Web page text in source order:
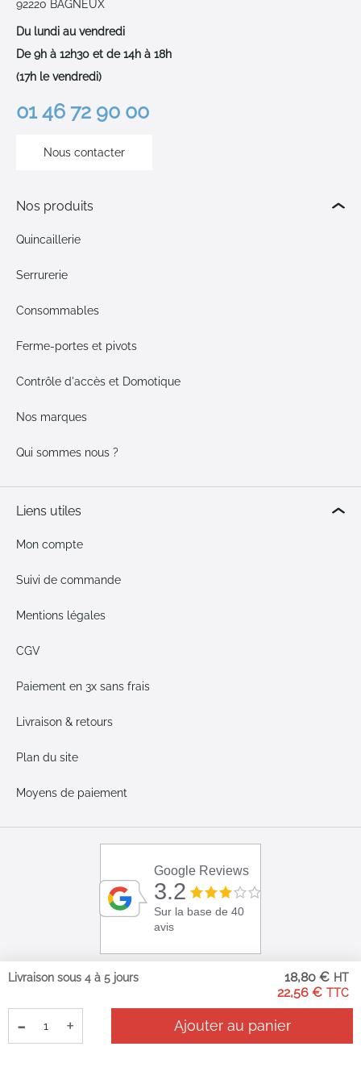
22,56 €
18,80 €
Livraison sous 4 à 5 jours
- + Ajouter au panier
92220 BAGNEUX
Du lundi au vendredi
De 9h à 12h30 et de 14h à 18h
(17h le vendredi)
01 46 72 90 00
Nous contacter
Nos produits
Quincaillerie
Serrurerie
Consommables
Ferme-portes et pivots
Contrôle d'accès et Domotique
Nos marques
Qui sommes nous ?
Liens utiles
Mon compte
Suivi de commande
Mentions légales
CGV
Paiement en 3x sans frais
Livraison & retours
Plan du site
Moyens de paiement
Google Reviews
3.2
Sur la base de 40
avis